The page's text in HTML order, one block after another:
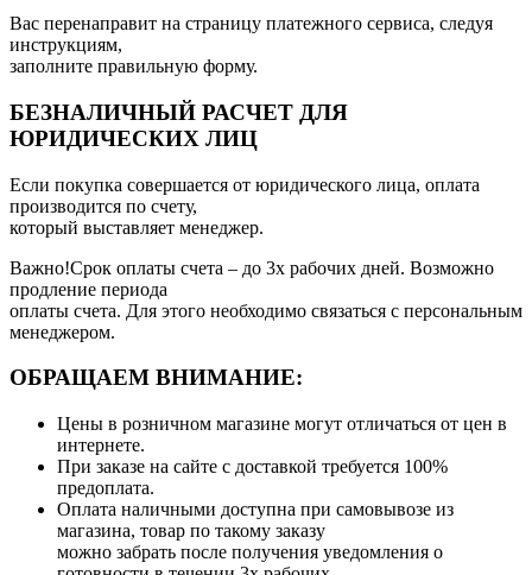
Вас перенаправит на страницу платежного сервиса, следуя
инструкциям,
заполните правильную форму.
БЕЗНАЛИЧНЫЙ РАСЧЕТ ДЛЯ
ЮРИДИЧЕСКИХ ЛИЦ
Если покупка совершается от юридического лица, оплата
производится по счету,
который выставляет менеджер.
Важно!Срок оплаты счета – до 3х рабочих дней. Возможно
продление периода
оплаты счета. Для этого необходимо связаться с персональным
менеджером.
ОБРАЩАЕМ ВНИМАНИЕ:
Цены в розничном магазине могут отличаться от цен в
интернете.
При заказе на сайте с доставкой требуется 100%
предоплата.
Оплата наличными доступна при самовывозе из
магазина, товар по такому заказу
можно забрать после получения уведомления о